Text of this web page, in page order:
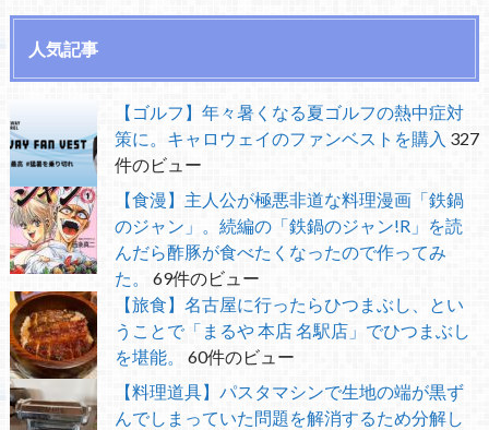
人気記事
【ゴルフ】年々暑くなる夏ゴルフの熱中症対
策に。キャロウェイのファンベストを購入 327
件のビュー
【食漫】主人公が極悪非道な料理漫画「鉄鍋
のジャン」。続編の「鉄鍋のジャン!R」を読
んだら酢豚が食べたくなったので作ってみ
た。
69件のビュー
【旅食】名古屋に行ったらひつまぶし、とい
うことで「まるや 本店 名駅店」でひつまぶし
を堪能。
60件のビュー
【料理道具】パスタマシンで生地の端が黒ず
んでしまっていた問題を解消するため分解し